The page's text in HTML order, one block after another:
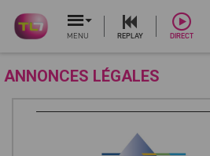
MENU REPLAY DIRECT
ANNONCES LÉGALES